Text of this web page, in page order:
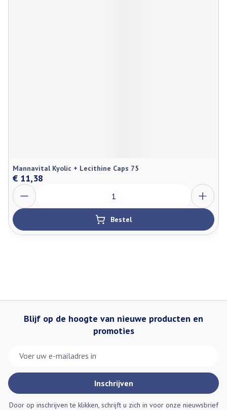
Mannavital Kyolic + Lecithine Caps 75
€ 11,38
Aantal
Bestel
Blijf op de hoogte van nieuwe producten en
promoties
Inschrijven
Door op inschrijven te klikken, schrijft u zich in voor onze nieuwsbrief